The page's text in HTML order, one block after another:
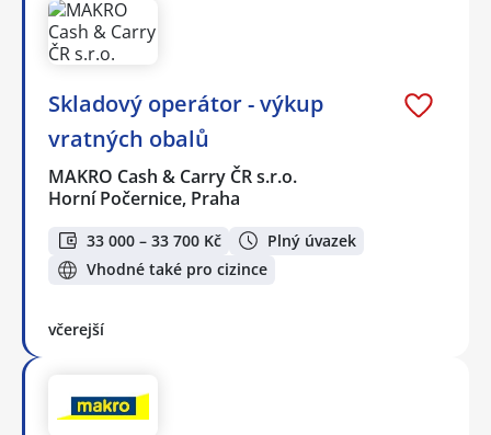
Skladový operátor - výkup
vratných obalů
MAKRO Cash & Carry ČR s.r.o.
Horní Počernice, Praha
33 000 – 33 700 Kč
Plný úvazek
Vhodné také pro cizince
včerejší